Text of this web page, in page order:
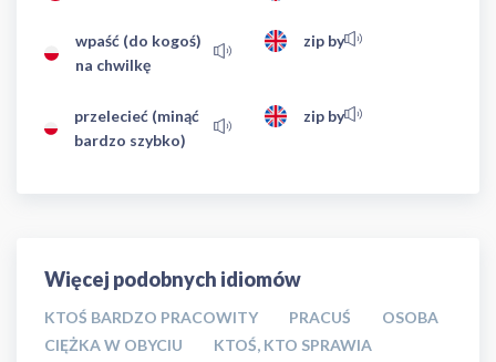
wpaść (do kogoś)
na chwilkę
zip by
przelecieć (minąć
bardzo szybko)
zip by
Więcej podobnych idiomów
KTOŚ BARDZO PRACOWITY PRACUŚ
OSOBA
CIĘŻKA W OBYCIU
KTOŚ, KTO SPRAWIA